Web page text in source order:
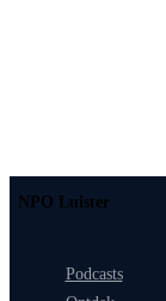
NPO Luister
Podcasts